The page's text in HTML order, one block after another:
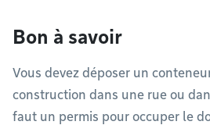
Bon à savoir
Vous devez déposer un
construction dans une rue ou
faut un permis pour occuper le